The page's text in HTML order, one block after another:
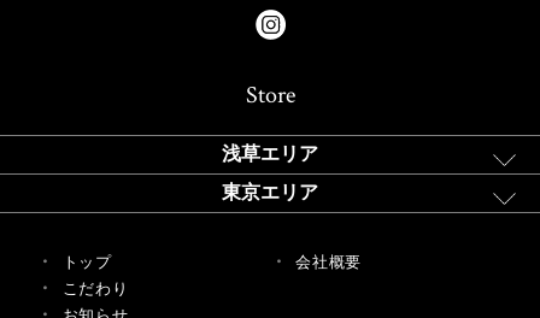
Store
浅草エリア
東京エリア
トップ
こだわり
会社概要